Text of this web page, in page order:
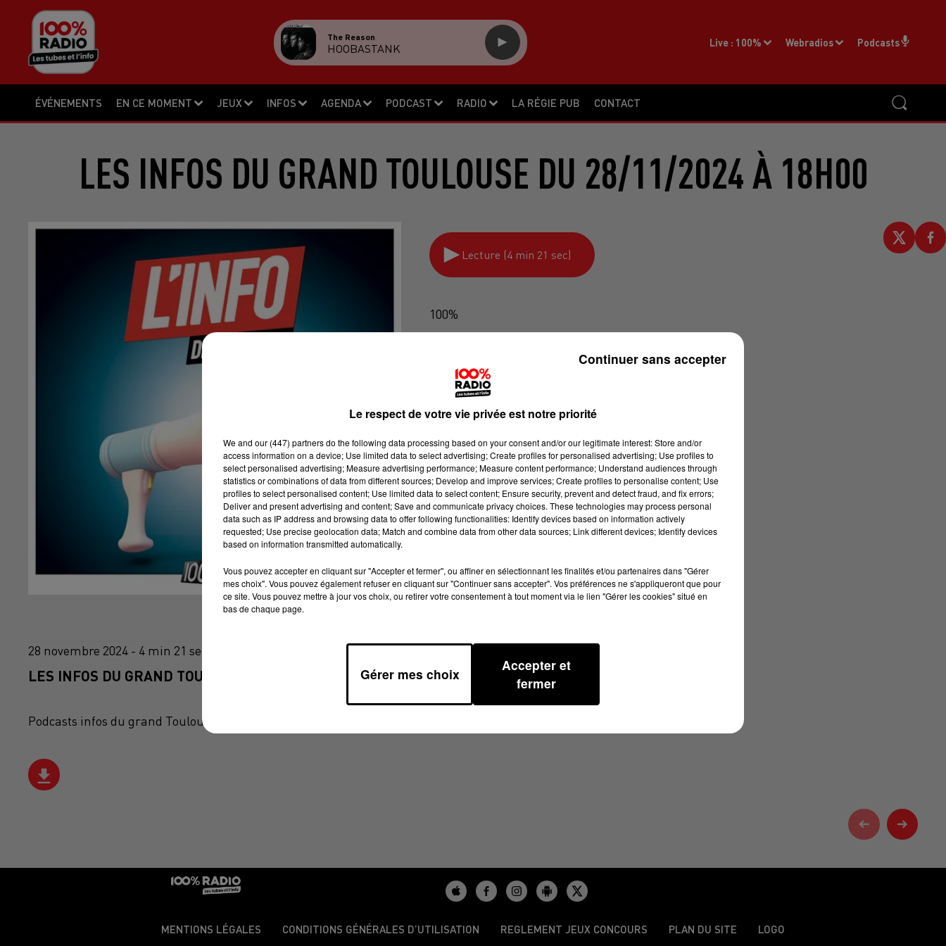
ÉVÉNEMENTS EN CE MOMENT JEUX INFOS AGENDA PODCAST RADIO LA RÉGIE PUB CONTACT
Live : 100% Webradios Podcasts
The Reason
HOOBASTANK
LES INFOS DU GRAND TOULOUSE DU 28/11/2024 À 18H00
Lecture (4 min 21 sec)
100%
28 novembre 2024 - 4 min 21 sec
LES INFOS DU GRAND TOULOUSE DU 28/11/2024 À 18H00
Podcasts infos du grand Toulouse
MENTIONS LÉGALES CONDITIONS GÉNÉRALES D’UTILISATION REGLEMENT JEUX CONCOURS PLAN DU SITE LOGO
Le respect de votre vie privée est notre priorité
We and our (447) partnersdo the following data processing based on your consent and/or our legitimate interest: Store and/or
access information on a device; Use limited data to select advertising; Create profiles for personalised advertising; Use profiles to
select personalised advertising; Measure advertising performance; Measure content performance; Understand audiences through
statistics or combinations of data from different sources; Develop and improve services; Create profiles to personalise content; Use
profiles to select personalised content; Use limited data to select content; Ensure security, prevent and detect fraud, and fix errors;
Deliver and present advertising and content; Save and communicate privacy choices. These technologies may process personal
data such as IP address and browsing data to offer following functionalities: Identify devices based on information actively
requested; Use precise geolocation data; Match and combine data from other data sources; Link different devices; Identify devices
based on information transmitted automatically.
Vous pouvez accepter en cliquant sur "Accepter et fermer", ou affiner en sélectionnant les finalités et/ou partenaires dans "Gérer
mes choix". Vous pouvez également refuser en cliquant sur "Continuer sans accepter". Vos préférences ne s'appliqueront que pour
ce site. Vous pouvez mettre à jour vos choix, ou retirer votre consentement à tout moment via le lien "Gérer les cookies" situé en
bas de chaque page.
Gérer mes choix
Accepter et
fermer
Continuer sans accepter